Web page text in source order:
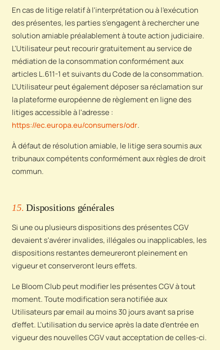
En cas de litige relatif à l'interprétation ou à l'exécution
des présentes, les parties s'engagent à rechercher une
solution amiable préalablement à toute action judiciaire.
L'Utilisateur peut recourir gratuitement au service de
médiation de la consommation conformément aux
articles L.611-1 et suivants du Code de la consommation.
L'Utilisateur peut également déposer sa réclamation sur
la plateforme européenne de règlement en ligne des
litiges accessible à l'adresse :
https://ec.europa.eu/consumers/odr.
À défaut de résolution amiable, le litige sera soumis aux
tribunaux compétents conformément aux règles de droit
commun.
15. Dispositions générales
Si une ou plusieurs dispositions des présentes CGV
devaient s'avérer invalides, illégales ou inapplicables, les
dispositions restantes demeureront pleinement en
vigueur et conserveront leurs effets.
Le Bloom Club peut modifier les présentes CGV à tout
moment. Toute modification sera notifiée aux
Utilisateurs par email au moins 30 jours avant sa prise
d'effet. L'utilisation du service après la date d'entrée en
vigueur des nouvelles CGV vaut acceptation de celles-ci.